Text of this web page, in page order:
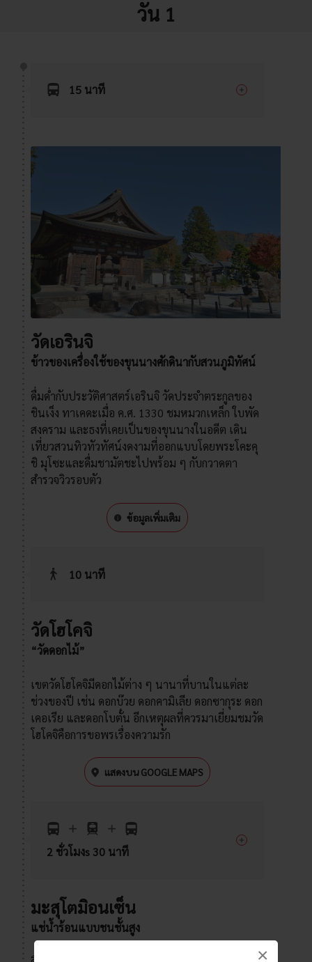
×
วัน 1
15 นาที
วัดเอรินจิ
ข้าวของเครื่องใช้ของขุนนางศักดินากับสวนภูมิทัศน์
ดื่มด่ำกับประวัติศาสตร์เอรินจิ วัดประจำตระกูลของ
ชินเง็ง ทาเคดะเมื่อ ค.ศ. 1330 ชมหมวกเหล็ก ใบพัด
สงคราม และธงที่เคยเป็นของขุนนางในอดีต เดิน
เที่ยวสวนทิวทัวทัศน์งดงามที่ออกแบบโดยพระโคะคุ
ชิ มุโซะและดื่มชามัตชะไปพร้อม ๆ กับกวาดตา
สำรวจวิวรอบตัว
ข้อมูลเพิ่มเติม
10 นาที
วัดโฮโคจิ
“วัดดอกไม้”
เขตวัดโฮโคจิมีดอกไม้ต่าง ๆ นานาที่บานในแต่ละ
ช่วงของปี เช่น ดอกบ๊วย ดอกคามิเลีย ดอกซากุระ ดอก
เคอเรีย และดอกโบตั๋น อีกเหตุผลที่ควรมาเยี่ยมชมวัด
โฮโคจิคือการขอพรเรื่องความรัก
แสดงบน GOOGLE MAPS
2 ชั่วโมงs 30 นาที
มะสุโตมิอนเซ็น
แช่น้ำร้อนแบบชนชั้นสูง